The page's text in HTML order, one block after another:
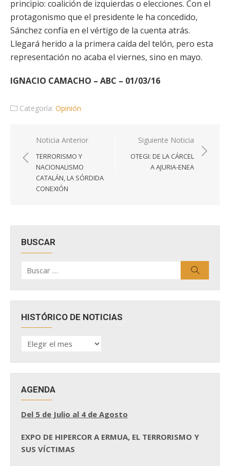
principio: coalición de izquierdas o elecciones. Con el
protagonismo que el presidente le ha concedido,
Sánchez confía en el vértigo de la cuenta atrás.
Llegará herido a la primera caída del telón, pero esta
representación no acaba el viernes, sino en mayo.
IGNACIO CAMACHO – ABC – 01/03/16
Categoría: Opinión
Navegación
de
entradas
Noticia Anterior
TERRORISMO Y
NACIONALISMO
CATALÁN, LA SÓRDIDA
CONEXIÓN
Siguiente Noticia
OTEGI: DE LA CÁRCEL
A AJURIA-ENEA
BUSCAR
por:
HISTÓRICO DE NOTICIAS
HISTÓRICO
DE
AGENDA
Del 5 de Julio al 4 de Agosto
EXPO DE HIPERCOR A ERMUA, EL TERRORISMO Y
SUS VÍCTIMAS